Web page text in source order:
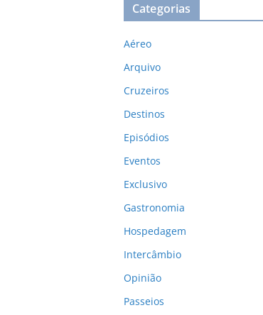
Categorias
Aéreo
Arquivo
Cruzeiros
Destinos
Episódios
Eventos
Exclusivo
Gastronomia
Hospedagem
Intercâmbio
Opinião
Passeios